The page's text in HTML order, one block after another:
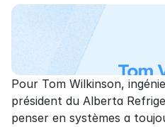
Pour Tom Wilkinson,
président du Alberta
penser en systèmes a